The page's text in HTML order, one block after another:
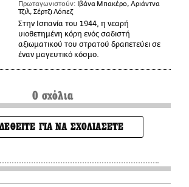
Πρωταγωνιστούν: Ιβάνα Μπακέρο, Αριάντνα
Τζιλ, Σέρτζι Λόπεζ
Στην Ισπανία του 1944, η νεαρή
υιοθετημένη κόρη ενός σαδιστή
αξιωματικού του στρατού δραπετεύει σε
έναν μαγευτικό κόσμο.
0 σχόλια
ΓΙΑ ΝΑ ΣΧΟΛΙΑΣΕΤΕ